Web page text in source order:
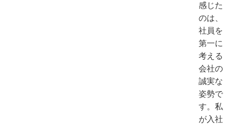
感じた
のは、
社員を
第一に
考える
会社の
誠実な
姿勢で
す。私
が入社